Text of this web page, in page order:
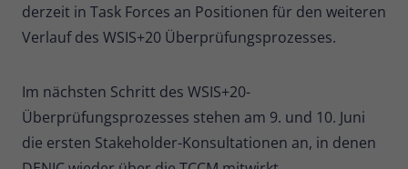
derzeit in Task Forces an Positionen für den weiteren
Verlauf des WSIS+20 Überprüfungsprozesses.
Im nächsten Schritt des WSIS+20-
Überprüfungsprozesses stehen am 9. und 10. Juni
die ersten Stakeholder-Konsultationen an, in denen